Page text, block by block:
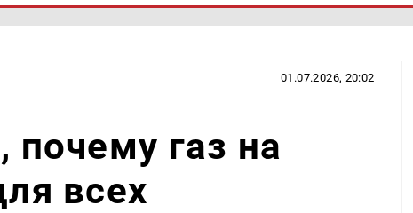
01.07.2026, 20:02
почему газ на
всех